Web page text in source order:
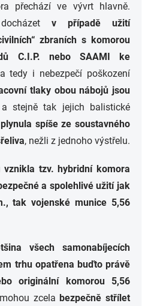
přechází ve vývrt hlavně.
v případě užití
zbraních s komorou
C.I.P. nebo SAAMI ke
a tedy i nebezpečí poškození
tlaky obou nábojů jsou
a stejně tak jejich balistické
spíše ze soustavného
, nežli z jednoho výstřelu.
vznikla tzv. hybridní komora
a spolehlivé užití jak
tak vojenské munice 5,56
všech samonabíjecích
trhu opatřena buďto právě
originální komorou 5,56
zcela bezpečně střílet